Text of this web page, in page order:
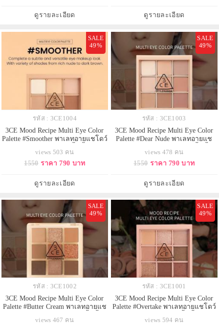
ของ SILKY MICA ทำให้เนื้อบางเบา
ดุจแพรไหม เกลี่ยง่าย ช่วยให้เอฟ
ดูรายละเอียด ดูรายละเอียด
SALE
49%
รหัส : 3CE1004
3CE Mood Recipe Multi Eye Color
Palette #Smoother พาเลทอายแชโดว์
และชิมเมอร์ เม็ดสีสวยคมชัด เกลี่ย
ง่าย ติดทนนาน ช่วยแต่งแต้มสีสันให้
views 503 คน
1550 ราคา 790 บาท
ดูรายละเอียด
SALE
49%
รหัส : 3CE1003
3CE Mood Recipe Multi Eye Color
Palette #Dear Nude พาเลทอายแช
แมทและชิมเมอร์ เม็ดสีสวยคมชัด
เกลี่ยง่าย ติดทนนาน ช่วยแต่งแต้ม
views 478 คน
1550 ราคา 790 บาท
ดูรายละเอียด
SALE
49%
รหัส : 3CE1002
3CE Mood Recipe Multi Eye Color
Palette #Butter Cream พาเลทอายแช
แมทและชิมเมอร์ เม็ดสีสวยคมชัด
views 467 คน
SALE
49%
รหัส : 3CE1001
3CE Mood Recipe Multi Eye Color
Palette #Overtake พาเลทอายแชโดว์
และชิมเมอร์ เม็ดสีสวยคมชัด เกลี่ย
views 594 คน